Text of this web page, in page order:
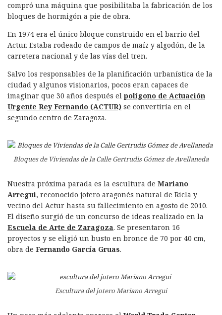
compró una máquina que posibilitaba la fabricación de los
bloques de hormigón a pie de obra.
En 1974 era el único bloque construido en el barrio del
Actur. Estaba rodeado de campos de maíz y algodón, de la
carretera nacional y de las vías del tren.
Salvo los responsables de la planificación urbanística de la
ciudad y algunos visionarios, pocos eran capaces de
imaginar que 30 años después el polígono de Actuación
Urgente Rey Fernando (ACTUR) se convertiría en el
segundo centro de Zaragoza.
Bloques de Viviendas de la Calle Gertrudis Gómez de Avellaneda
Nuestra próxima parada es la escultura de Mariano
Arregui, reconocido jotero aragonés natural de Ricla y
vecino del Actur hasta su fallecimiento en agosto de 2010.
El diseño surgió de un concurso de ideas realizado en la
Escuela de Arte de Zaragoza. Se presentaron 16
proyectos y se eligió un busto en bronce de 70 por 40 cm,
obra de Fernando García Gruas.
Escultura del jotero Mariano Arregui